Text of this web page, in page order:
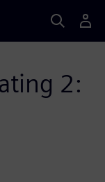
2: